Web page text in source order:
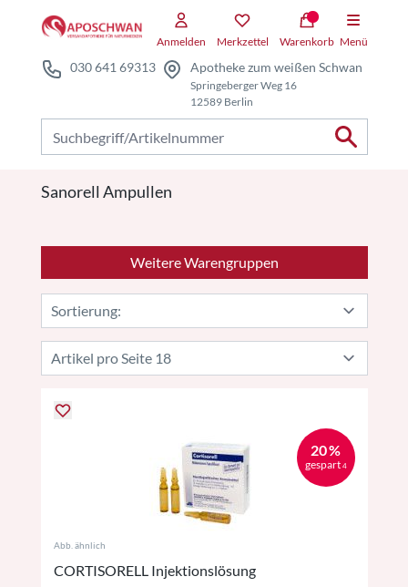
Anmelden Merkzettel Warenkorb Menü
030 641 69313 Apotheke zum weißen Schwan
Springeberger Weg 16
12589 Berlin
Sanorell Ampullen
Weitere Warengruppen
20 %
gespart 4
Abb. ähnlich
CORTISORELL Injektionslösung